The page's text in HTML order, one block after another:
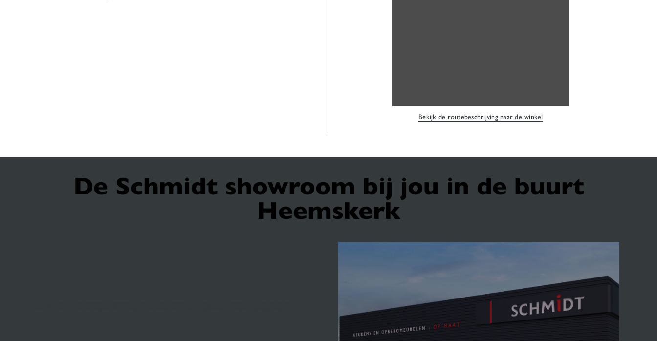
Bekijk de routebeschrijving naar de winkel
De Schmidt showroom bij jou in de buurt
Heemskerk